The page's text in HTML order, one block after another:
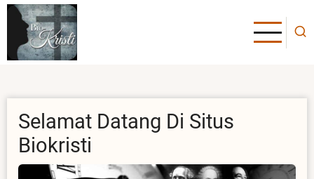
Skip
main
content
Selamat Datang Di Situs
Biokristi